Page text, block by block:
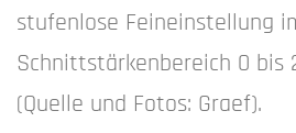
stufenlose Feineinstellung
Schnittstärkenbereich 0 bis
(Quelle und Fotos: Graef).